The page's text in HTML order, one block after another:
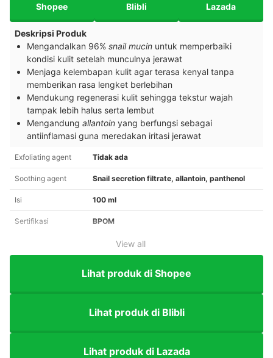
Shopee Blibli Lazada
Deskripsi Produk
Mengandalkan 96% snail mucin untuk memperbaiki
kondisi kulit setelah munculnya jerawat
Menjaga kelembapan kulit agar terasa kenyal tanpa
memberikan rasa lengket berlebihan
Mendukung regenerasi kulit sehingga tekstur wajah
tampak lebih halus serta lembut
Mengandung allantoin yang berfungsi sebagai
antiinflamasi guna meredakan iritasi jerawat
Exfoliating agent Tidak ada
Soothing agent Snail secretion filtrate, allantoin, panthenol
Isi 100 ml
Sertifikasi BPOM
View all
Lihat produk di Shopee
Lihat produk di Blibli
Lihat produk di Lazada